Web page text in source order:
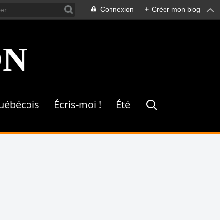
Connexion + Créer mon blog
Écris-moi ! Été